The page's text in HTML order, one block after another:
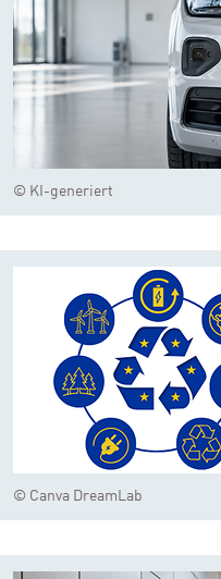
© KI-generiert
© Canva DreamLab